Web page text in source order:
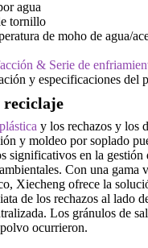
agua
tornillo
de moho de agua/
& Serie de
y especificaciones del
reciclaje
plástica y los rechazos y los
y moldeo por soplado
significativos en la gestión
Con una gama
Xiecheng ofrece la
de los rechazos al lado
Los gránulos de
ocurrieron.